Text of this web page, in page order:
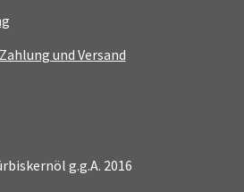
und Versand
g.g.A. 2016